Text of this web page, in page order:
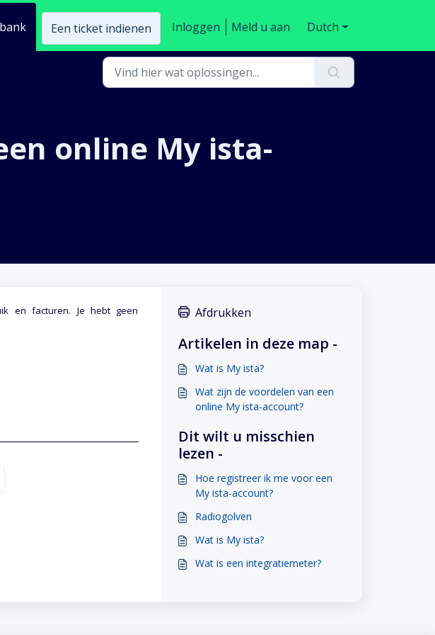
Een ticket indienen Inloggen Meld u aan Dutch
online My ista-
en facturen. Je hebt geen
Afdrukken
Artikelen in deze map -
Wat is My ista?
Wat zijn de voordelen van een
online My ista-account?
Dit wilt u misschien
lezen -
Hoe registreer ik me voor een
My ista-account?
Radiogolven
Wat is My ista?
Wat is een integratiemeter?